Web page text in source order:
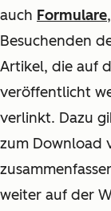
auch Formulare
Besuchenden
Artikel, die auf
veröffentlicht
verlinkt. Dazu
zum Download
weiter auf der